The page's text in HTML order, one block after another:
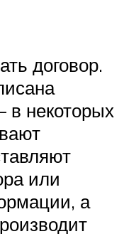
договор.
в некоторых
или
а